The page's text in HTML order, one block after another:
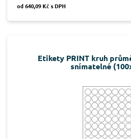
od 640,09 Kč s DPH
Etikety PRINT kruh
snímatelné